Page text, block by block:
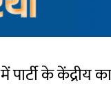
के केंद्रीय